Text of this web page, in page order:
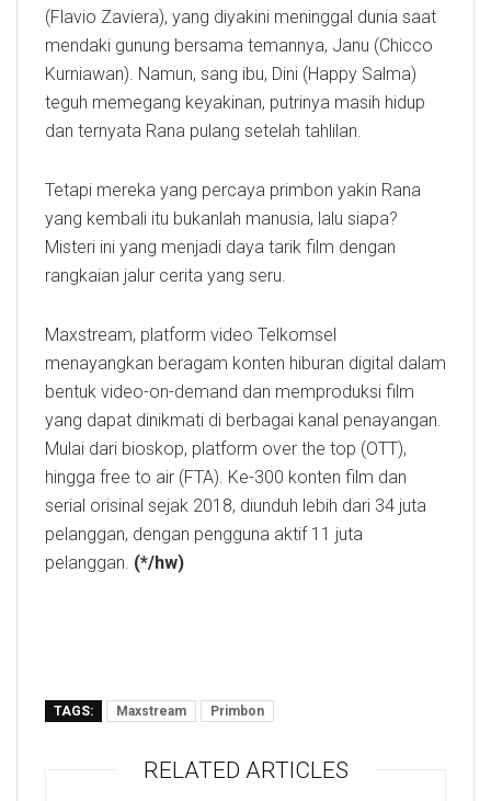
(Flavio Zaviera), yang diyakini meninggal dunia saat
mendaki gunung bersama temannya, Janu (Chicco
Kurniawan). Namun, sang ibu, Dini (Happy Salma)
teguh memegang keyakinan, putrinya masih hidup
dan ternyata Rana pulang setelah tahlilan.
Tetapi mereka yang percaya primbon yakin Rana
yang kembali itu bukanlah manusia, lalu siapa?
Misteri ini yang menjadi daya tarik film dengan
rangkaian jalur cerita yang seru.
Maxstream, platform video Telkomsel
menayangkan beragam konten hiburan digital dalam
bentuk video-on-demand dan memproduksi film
yang dapat dinikmati di berbagai kanal penayangan.
Mulai dari bioskop, platform over the top (OTT),
hingga free to air (FTA). Ke-300 konten film dan
serial orisinal sejak 2018, diunduh lebih dari 34 juta
pelanggan, dengan pengguna aktif 11 juta
pelanggan. (*/hw)
TAGS: Maxstream Primbon
RELATED ARTICLES